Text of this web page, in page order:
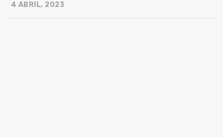
4 ABRIL, 2023